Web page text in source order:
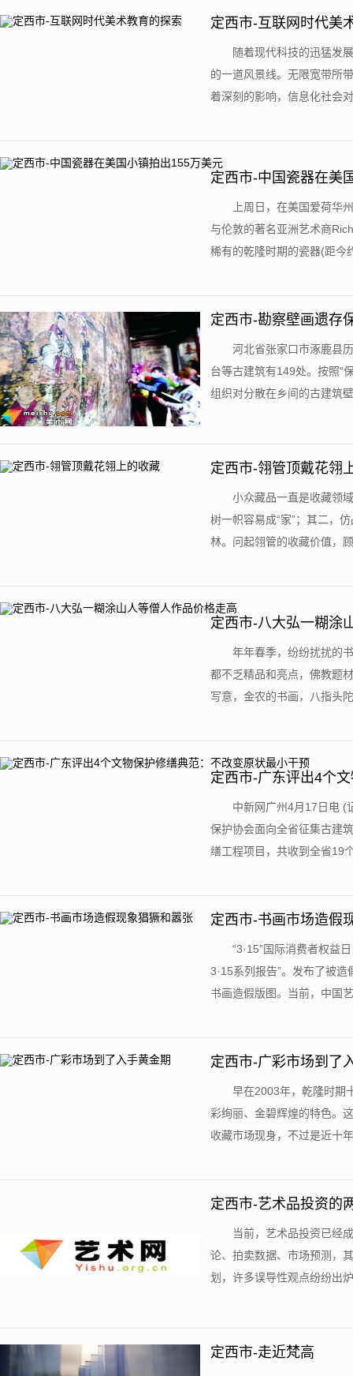
定西市-互联网时代美
随着现代科技的迅猛发
的一道风景线。无限宽带所
着深刻的影响，信息化社会
定西市-中国瓷器在美
上周日，在美国爱荷华
与伦敦的著名亚洲艺术商
稀有的乾隆时期的瓷器(距今
定西市-勘察壁画遗存
河北省张家口市涿鹿县
台等古建筑有149处。按照“
组织对分散在乡间的古建筑
定西市-翎管顶戴花翎
小众藏品一直是收藏领
树一帜容易成“家”；其二，
林。问起翎管的收藏价值，
定西市-八大弘一糊涂
年年春季，纷纷扰扰的
都不乏精品和亮点，佛教题
写意，金农的书画，八指头
定西市-广东评出4个
中新网广州4月17日电 (
保护协会面向全省征集古建
缮工程项目，共收到全省19
定西市-书画市场造假
“3·15”国际消费者权益
3·15系列报告”。发布了被
书画造假版图。当前，中国
定西市-广彩市场到了
早在2003年，乾隆时期
彩绚丽、金碧辉煌的特色。
收藏市场现身，不过是近十
定西市-艺术品投资的
当前，艺术品投资已经
论、拍卖数据、市场预测，
划，许多误导性观点纷纷出
定西市-走近梵高